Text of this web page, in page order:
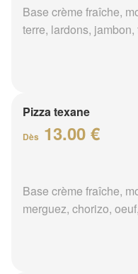
Base crème fraîche,
terre, lardons,
Pizza texane
Dès 13.00 €
Base crème fraîche,
merguez, chorizo,